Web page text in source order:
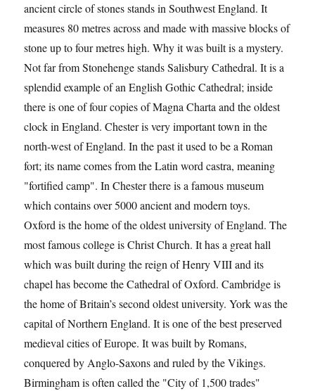
ancient circle of stones stands in Southwest England. It
measures 80 metres across and made with massive blocks of
stone up to four metres high. Why it was built is a mystery.
Not far from Stonehenge stands Salisbury Cathedral. It is a
splendid example of an English Gothic Cathedral; inside
there is one of four copies of Magna Charta and the oldest
clock in England. Chester is very important town in the
north-west of England. In the past it used to be a Roman
fort; its name comes from the Latin word castra, meaning
"fortified camp". In Chester there is a famous museum
which contains over 5000 ancient and modern toys.
Oxford is the home of the oldest university of England. The
most famous college is Christ Church. It has a great hall
which was built during the reign of Henry VIII and its
chapel has become the Cathedral of Oxford. Cambridge is
the home of Britain’s second oldest university. York was the
capital of Northern England. It is one of the best preserved
medieval cities of Europe. It was built by Romans,
conquered by Anglo-Saxons and ruled by the Vikings.
Birmingham is often called the "City of 1,500 trades"